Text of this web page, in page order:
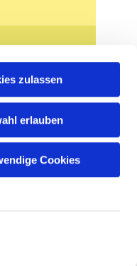
zulassen
erlauben
Cookies